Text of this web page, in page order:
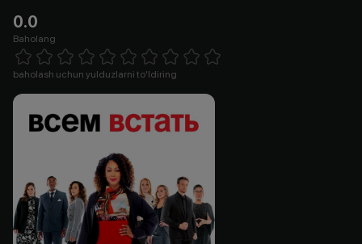
0.0
Baholang
1 Star 2 Stars 3 Stars 4 Stars5 Stars 6 Stars7 Stars8 Stars
baholash uchun yulduzlarni to'ldiring